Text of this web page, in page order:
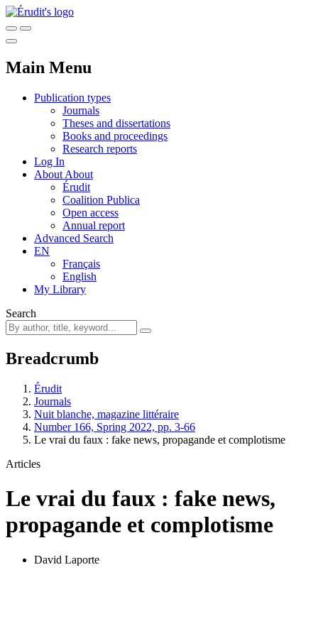
Main Menu
Publication types
Journals
Theses and dissertations
Books and proceedings
Research reports
Log In
About About
Érudit
Coalition Publica
Open access
Annual report
Advanced Search
EN
Français
English
My Library
Search
Breadcrumb
Érudit
Journals
Nuit blanche, magazine littéraire
Number 166, Spring 2022, pp. 3-66
Le vrai du faux : fake news, propagande et complotisme
Articles
Le vrai du faux : fake news,
propagande et complotisme
David Laporte